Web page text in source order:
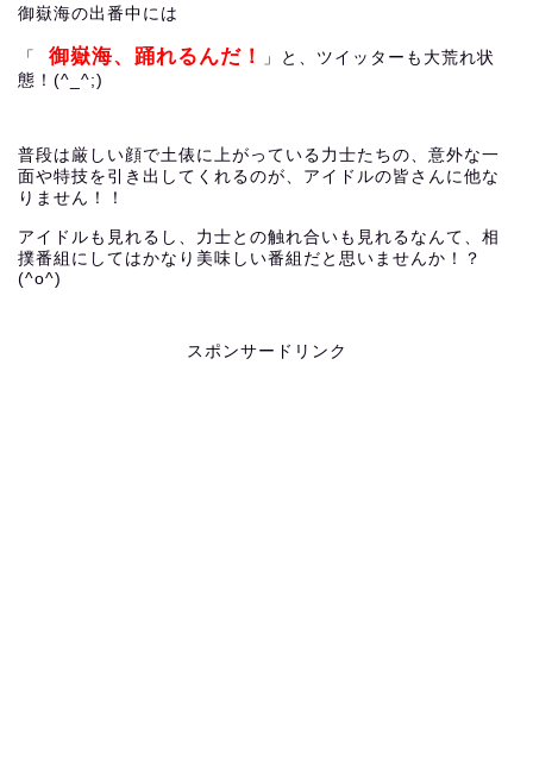
御嶽海の出番中には
「 御嶽海、踊れるんだ！
」と、ツイッターも大荒れ状
態！(^_^;)
普段は厳しい顔で土俵に上がっている力士たちの、意外な一
面や特技を引き出してくれるのが、アイドルの皆さんに他な
りません！！
アイドルも見れるし、力士との触れ合いも見れるなんて、相
撲番組にしてはかなり美味しい番組だと思いませんか！？
(^o^)
スポンサードリンク